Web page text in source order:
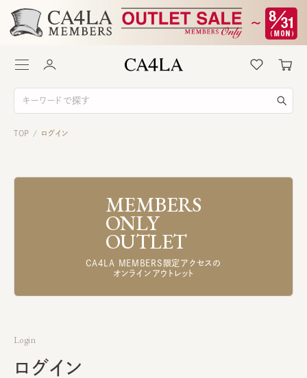
TOP / ログイン
MEMBERS
ONLY
OUTLET
CA4LA MEMBERS限定アクセスの
オンラインアウトレット
Login
ログイン